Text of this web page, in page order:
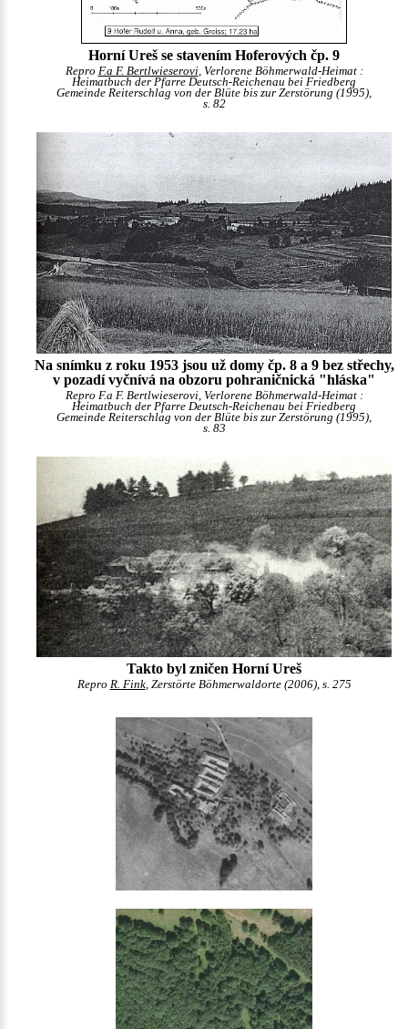
Horní Ureš se stavením Hoferových čp. 9
Repro F.a F. Bertlwieserovi, Verlorene Böhmerwald-Heimat :
Heimatbuch der Pfarre Deutsch-Reichenau bei Friedberg
Gemeinde Reiterschlag von der Blüte bis zur Zerstörung (1995),
s. 82
Na snímku z roku 1953 jsou už domy čp. 8 a 9 bez střechy,
v pozadí vyčnívá na obzoru pohraničnická "hláska"
Repro F.a F. Bertlwieserovi, Verlorene Böhmerwald-Heimat :
Heimatbuch der Pfarre Deutsch-Reichenau bei Friedberg
Gemeinde Reiterschlag von der Blüte bis zur Zerstörung (1995),
s. 83
Takto byl zničen Horní Ureš
Repro R. Fink, Zerstörte Böhmerwaldorte (2006), s. 275